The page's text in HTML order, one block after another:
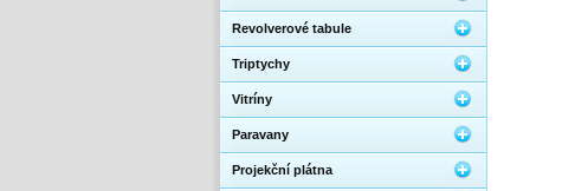
Revolverové tabule
Triptychy
Vitríny
Paravany
Projekční plátna